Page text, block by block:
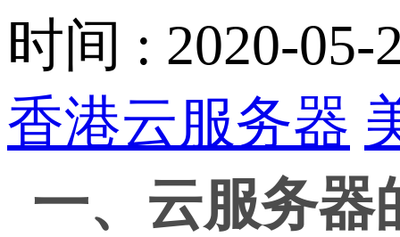
时间 : 2020-05-
香港云服务器
一、云服务